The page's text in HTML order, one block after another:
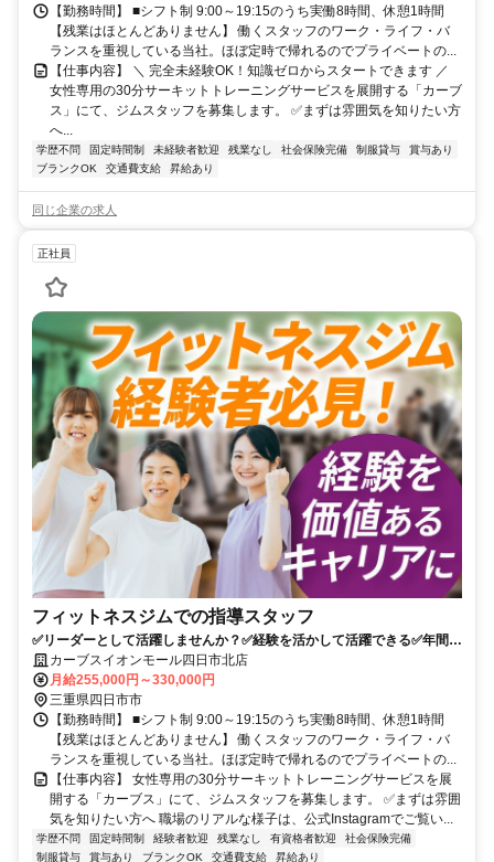
【勤務時間】 ■シフト制 9:00～19:15のうち実働8時間、休憩1時間
【残業はほとんどありません】 働くスタッフのワーク・ライフ・バ
ランスを重視している当社。ほぼ定時で帰れるのでプライベートの...
【仕事内容】 ＼ 完全未経験OK！知識ゼロからスタートできます ／
女性専用の30分サーキットトレーニングサービスを展開する「カーブ
ス」にて、ジムスタッフを募集します。 ✅まずは雰囲気を知りたい方
へ...
学歴不問 固定時間制 未経験者歓迎 残業なし 社会保険完備 制服貸与
賞与あり
ブランクOK
交通費支給 昇給あり
同じ企業の求人
正社員
フィットネスジムでの指導スタッフ
✅️リーダーとして活躍しませんか？✅経験を活かして活躍できる✅年間休
日115日以上！日祝休み
カーブスイオンモール四日市北店
月給255,000円～330,000円
三重県四日市市
【勤務時間】 ■シフト制 9:00～19:15のうち実働8時間、休憩1時間
【残業はほとんどありません】 働くスタッフのワーク・ライフ・バ
ランスを重視している当社。ほぼ定時で帰れるのでプライベートの...
【仕事内容】 女性専用の30分サーキットトレーニングサービスを展
開する「カーブス」にて、ジムスタッフを募集します。 ✅まずは雰囲
気を知りたい方へ 職場のリアルな様子は、公式Instagramでご覧い...
学歴不問 固定時間制 経験者歓迎 残業なし 有資格者歓迎
社会保険完備
制服貸与
賞与あり ブランクOK 交通費支給 昇給あり